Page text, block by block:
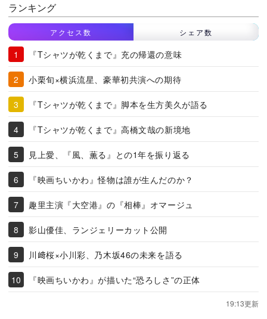
ランキング
アクセス数 シェア数
『Tシャツが乾くまで』充の帰還の意味
小栗旬×横浜流星、豪華初共演への期待
『Tシャツが乾くまで』脚本を生方美久が語る
『Tシャツが乾くまで』高橋文哉の新境地
見上愛、『風、薫る』との1年を振り返る
『映画ちいかわ』怪物は誰が生んだのか？
趣里主演『大空港』の『相棒』オマージュ
影山優佳、ランジェリーカット公開
川﨑桜×小川彩、乃木坂46の未来を語る
『映画ちいかわ』が描いた“恐ろしさ”の正体
19:13更新